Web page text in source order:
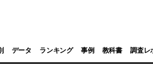
データ ランキング 事例 教科書 調査レ